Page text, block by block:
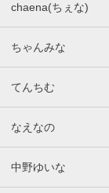
chaena(ちぇな)
ちゃんみな
てんちむ
なえなの
中野ゆいな